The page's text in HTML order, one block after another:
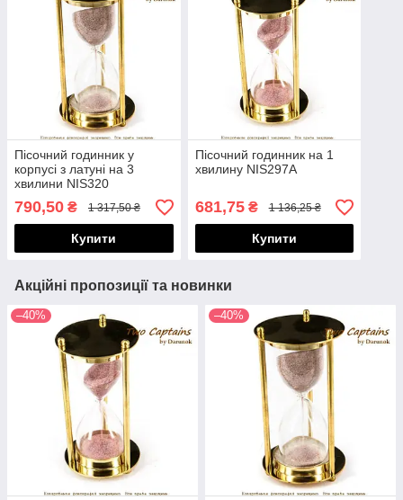
Пісочний годинник у
корпусі з латуні на 3
хвилини NIS320
790,50 ₴ 1 317,50 ₴
Купити
Пісочний годинник на 1
хвилину NIS297A
681,75₴ 1 136,25 ₴
Купити
Акційні пропозиції та новинки
–40% –40%